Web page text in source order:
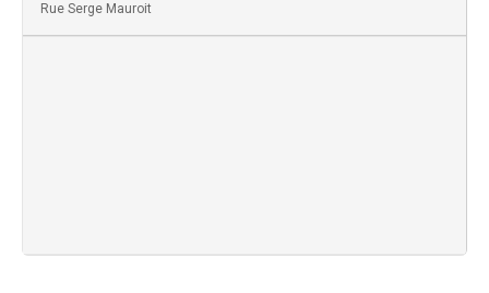
Rue Serge Mauroit